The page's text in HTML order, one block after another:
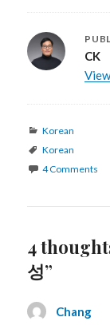
CK
Categories
Korean
Tags
Korean
4 Comments
4
성”
Chang